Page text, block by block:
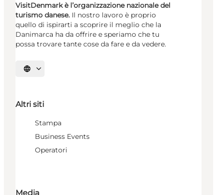
VisitDenmark è l’organizzazione nazionale del
turismo danese. Il nostro lavoro è proprio
quello di ispirarti a scoprire il meglio che la
Danimarca ha da offrire e speriamo che tu
possa trovare tante cose da fare e da vedere.
Seleziona la lingua
Altri siti
Stampa
Business Events
Operatori
Media